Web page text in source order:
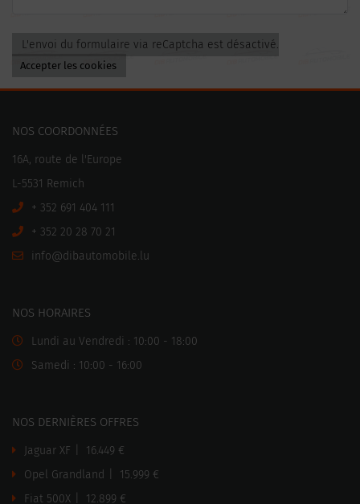
L'envoi du formulaire via reCaptcha est désactivé.
Accepter les cookies
NOS COORDONNÉES
16A, route de l'Europe
L-5531 Remich
+ 352 691 404 111
+ 352 20 28 70 21
ul.elibo
motuabid@of
ni
NOS HORAIRES
Lundi au Vendredi : 10:00 - 18:00
Samedi : 10:00 - 16:00
NOS DERNIÈRES OFFRES
Jaguar XF
16.449 €
Opel Grandland
15.999 €
Fiat 500X
12.899 €